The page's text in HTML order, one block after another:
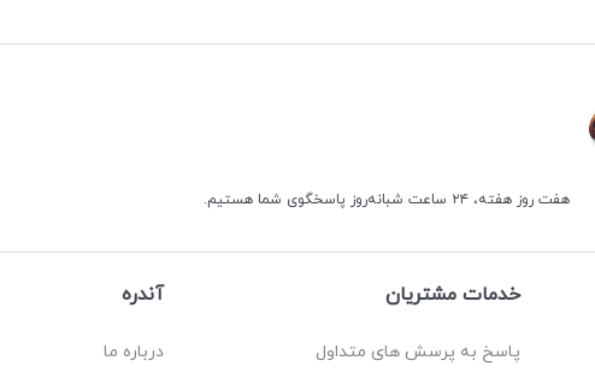
هفت روز هفته، ۲۴ ساعت شبانه‌روز پاسخگوی شما هستیم.
خدمات مشتریان
پاسخ به پرسش های متداول
آندره
درباره ما